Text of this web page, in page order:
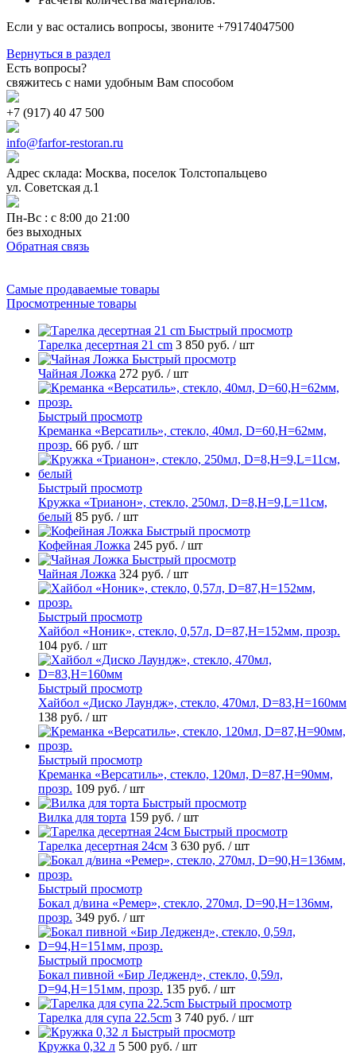
Если у вас остались вопросы, звоните +79174047500
Вернуться в раздел
Есть вопросы?
свяжитесь с нами удобным Вам способом
+7 (917) 40 47 500
info@farfor-restoran.ru
Адрес склада: Москва, поселок Толстопальцево
ул. Советская д.1
Пн-Вс : с 8:00 до 21:00
без выходных
Обратная связь
Самые продаваемые товары
Просмотренные товары
Быстрый просмотр
Тарелка десертная 21 cm 3 850 руб. / шт
Быстрый просмотр
Чайная Ложка 272 руб. / шт
Быстрый просмотр
Креманка «Версатиль», стекло, 40мл, D=60,H=62мм,
прозр. 66 руб. / шт
Быстрый просмотр
Кружка «Трианон», стекло, 250мл, D=8,H=9,L=11см,
белый 85 руб. / шт
Быстрый просмотр
Кофейная Ложка 245 руб. / шт
Быстрый просмотр
Чайная Ложка 324 руб. / шт
Быстрый просмотр
Хайбол «Ноник», стекло, 0,57л, D=87,H=152мм, прозр.
104 руб. / шт
Быстрый просмотр
Хайбол «Диско Лаундж», стекло, 470мл, D=83,H=160мм
138 руб. / шт
Быстрый просмотр
Креманка «Версатиль», стекло, 120мл, D=87,H=90мм,
прозр. 109 руб. / шт
Быстрый просмотр
Вилка для торта 159 руб. / шт
Быстрый просмотр
Тарелка десертная 24см 3 630 руб. / шт
Быстрый просмотр
Бокал д/вина «Ремер», стекло, 270мл, D=90,H=136мм,
прозр. 349 руб. / шт
Быстрый просмотр
Бокал пивной «Бир Ледженд», стекло, 0,59л,
D=94,H=151мм, прозр. 135 руб. / шт
Быстрый просмотр
Тарелка для супа 22.5cm 3 740 руб. / шт
Быстрый просмотр
Кружка 0,32 л 5 500 руб. / шт